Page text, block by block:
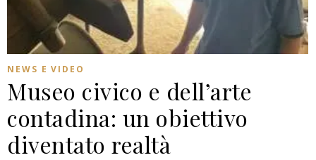
NEWS E VIDEO
Museo civico e dell’arte
contadina: un obiettivo
diventato realtà